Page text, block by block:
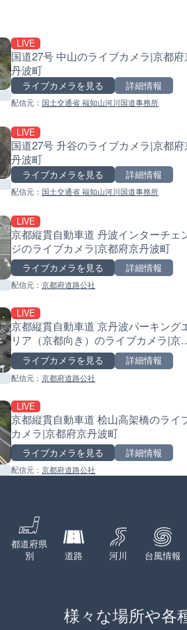
LIVE
国道27号 中山のライブカメラ|京都府
丹波町
ライブカメラを見る 詳細情報
配信元： 国土交通省 福知山河川国道事務所
LIVE
国道27号 升谷のライブカメラ|京都府
丹波町
ライブカメラを見る 詳細情報
配信元： 国土交通省 福知山河川国道事務所
LIVE
京都縦貫自動車道 丹波インターチェ
ジのライブカメラ|京都府京丹波町
ライブカメラを見る 詳細情報
配信元： 京都府道路公社
LIVE
京都縦貫自動車道 京丹波パーキング
リア（京都向き）のライブカメラ|京
府京丹波町
ライブカメラを見る 詳細情報
配信元： 京都府道路公社
LIVE
京都縦貫自動車道 桧山高架橋のライ
カメラ|京都府京丹波町
ライブカメラを見る 詳細情報
配信元： 京都府道路公社
都道府県
別
道路 河川 台風情報
様々な場所や各